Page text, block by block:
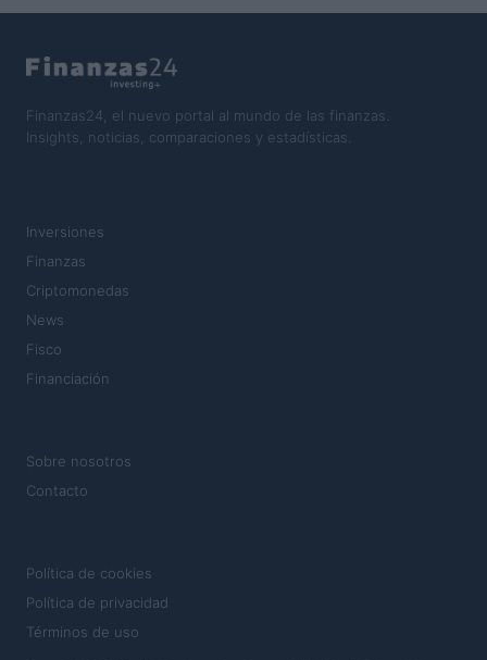
Finanzas24, el nuevo portal al mundo de las finanzas.
Insights, noticias, comparaciones y estadísticas.
Inversiones
Finanzas
Criptomonedas
News
Fisco
Financiación
Sobre nosotros
Contacto
Política de cookies
Política de privacidad
Términos de uso